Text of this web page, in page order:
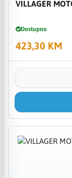
VILLAGER
Dostupno
423,30 KM